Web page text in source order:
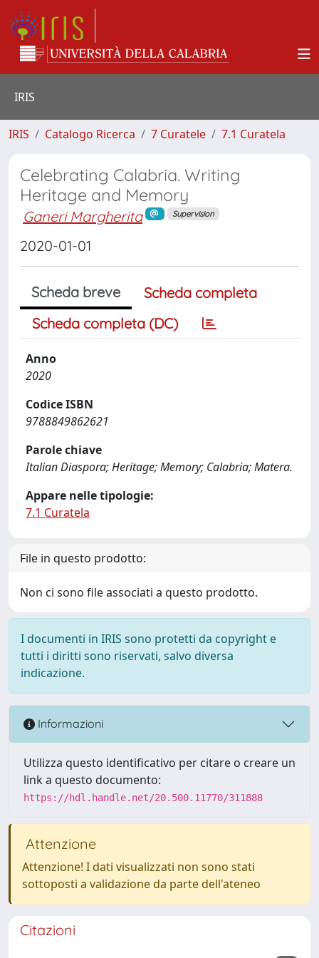
IRIS
IRIS Catalogo Ricerca 7 Curatele 7.1 Curatela
Celebrating Calabria. Writing
Heritage and Memory
Ganeri Margherita Supervision
2020-01-01
Scheda breve
Scheda completa
Scheda completa (DC)
Anno
2020
Codice ISBN
9788849862621
Parole chiave
Italian Diaspora; Heritage; Memory; Calabria; Matera.
Appare nelle tipologie:
7.1 Curatela
File in questo prodotto:
Non ci sono file associati a questo prodotto.
I documenti in IRIS sono protetti da copyright e
tutti i diritti sono riservati, salvo diversa
indicazione.
Informazioni
Utilizza questo identificativo per citare o creare un
link a questo documento:
https://hdl.handle.net/20.500.11770/311888
Attenzione
Attenzione! I dati visualizzati non sono stati
sottoposti a validazione da parte dell'ateneo
Citazioni